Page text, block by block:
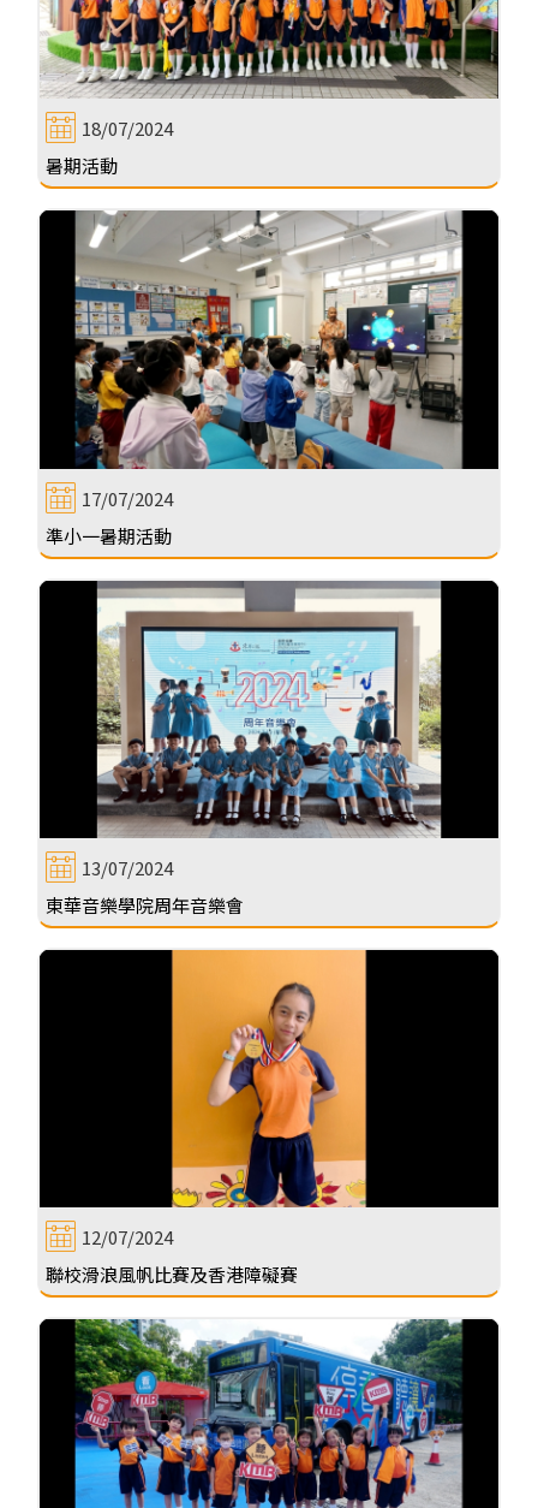
18/07/2024
暑期活動
17/07/2024
準小一暑期活動
13/07/2024
東華音樂學院周年音樂會
12/07/2024
聯校滑浪風帆比賽及香港障礙賽